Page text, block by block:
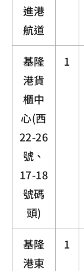
進港
航道
基隆
港貨
櫃中
心(西
22-26
號、
17-18
號碼
頭)
1
基隆
港東
1